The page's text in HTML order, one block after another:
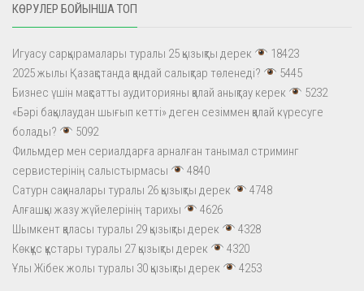
КӨРУЛЕР БОЙЫНША ТОП
Игуасу сарқырамалары туралы 25 қызықты дерек
18423
2025 жылы Қазақстанда қандай салықтар төленеді?
5445
Бизнес үшін мақсатты аудиторияны қалай анықтау керек
5232
«Бәрі бақылаудан шығып кетті» деген сезіммен қалай күресуге
болады?
5092
Фильмдер мен сериалдарға арналған танымал стриминг
сервистерінің салыстырмасы
4840
Сатурн сақиналары туралы 26 қызықты дерек
4748
Алғашқы жазу жүйелерінің тарихы
4626
Шымкент қаласы туралы 29 қызықты дерек
4328
Көкқұс құстары туралы 27 қызықты дерек
4320
Ұлы Жібек жолы туралы 30 қызықты дерек
4253